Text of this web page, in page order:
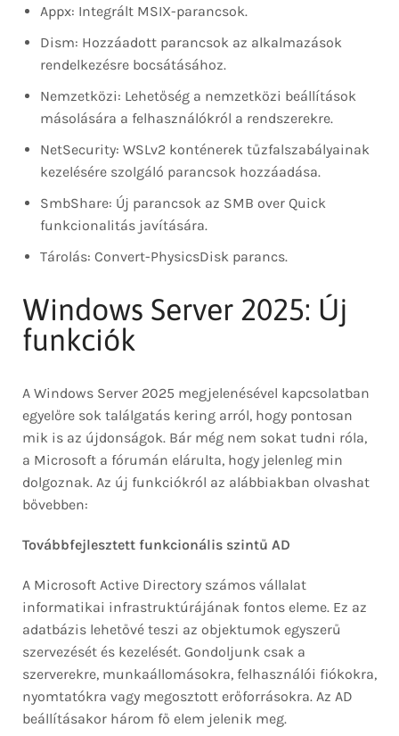
Appx: Integrált MSIX-parancsok.
Dism: Hozzáadott parancsok az alkalmazások
rendelkezésre bocsátásához.
Nemzetközi: Lehetőség a nemzetközi beállítások
másolására a felhasználókról a rendszerekre.
NetSecurity: WSLv2 konténerek tűzfalszabályainak
kezelésére szolgáló parancsok hozzáadása.
SmbShare: Új parancsok az SMB over Quick
funkcionalitás javítására.
Tárolás: Convert-PhysicsDisk parancs.
Windows Server 2025: Új
funkciók
A Windows Server 2025 megjelenésével kapcsolatban
egyelőre sok találgatás kering arról, hogy pontosan
mik is az újdonságok. Bár még nem sokat tudni róla,
a Microsoft a fórumán elárulta, hogy jelenleg min
dolgoznak. Az új funkciókról az alábbiakban olvashat
bővebben:
Továbbfejlesztett funkcionális szintű AD
A Microsoft Active Directory számos vállalat
informatikai infrastruktúrájának fontos eleme. Ez az
adatbázis lehetővé teszi az objektumok egyszerű
szervezését és kezelését. Gondoljunk csak a
szerverekre, munkaállomásokra, felhasználói fiókokra,
nyomtatókra vagy megosztott erőforrásokra. Az AD
beállításakor három fő elem jelenik meg.